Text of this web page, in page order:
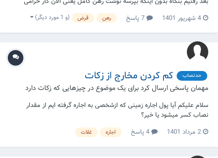
4 شهریور 1401 رهن قرض (و 1 مورد دیگر)
حدنصاب کم کردن مخارج از زکات
مهمان پاسخی ارسال کرد برای یک موضوع درچیزهایی که زکات دارد
سلام علیکم آیا پول اجاره زمینی که ازشخصی به اجاره گرفته ایم از مقدار
نصاب کسر میشود یا خیر؟
2 مرداد 1401
اجاره غلات